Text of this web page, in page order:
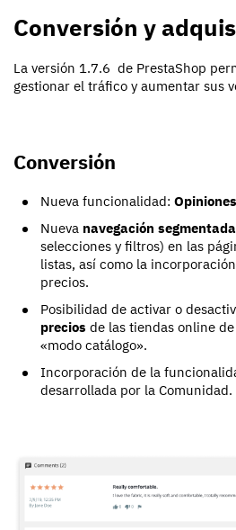
Conversión y
La versión 1.7.6 de PrestaShop
gestionar el tráfico y aumentar sus
Conversión
Nueva funcionalidad:
Nueva navegación segmentada
selecciones y filtros) en las
listas, así como la
precios.
Posibilidad de activar o
precios de las tiendas online
«modo catálogo».
Incorporación de la
desarrollada por la Comunidad.